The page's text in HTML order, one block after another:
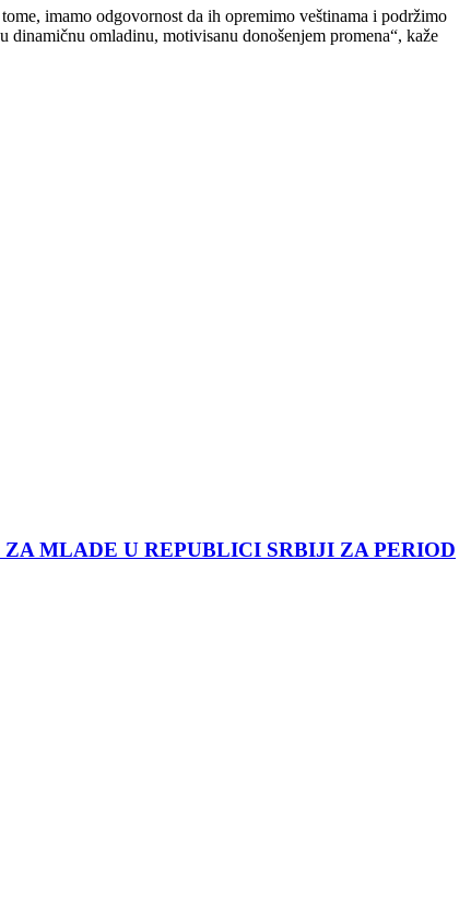
imamo odgovornost da ih opremimo veštinama i podržimo
omladinu, motivisanu donošenjem promena“, kaže
MLADE U REPUBLICI SRBIJI ZA PERIOD